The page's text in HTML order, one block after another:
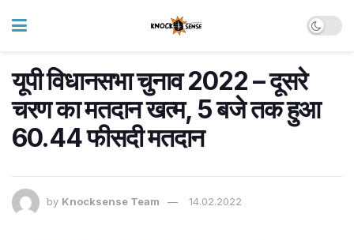
यूपी विधानसभा चुनाव 2022 – दूसरे
चरण का मतदान खत्म, 5 बजे तक हुआ
60.44 फीसदी मतदान
by Knocksense Team 14.02.2022